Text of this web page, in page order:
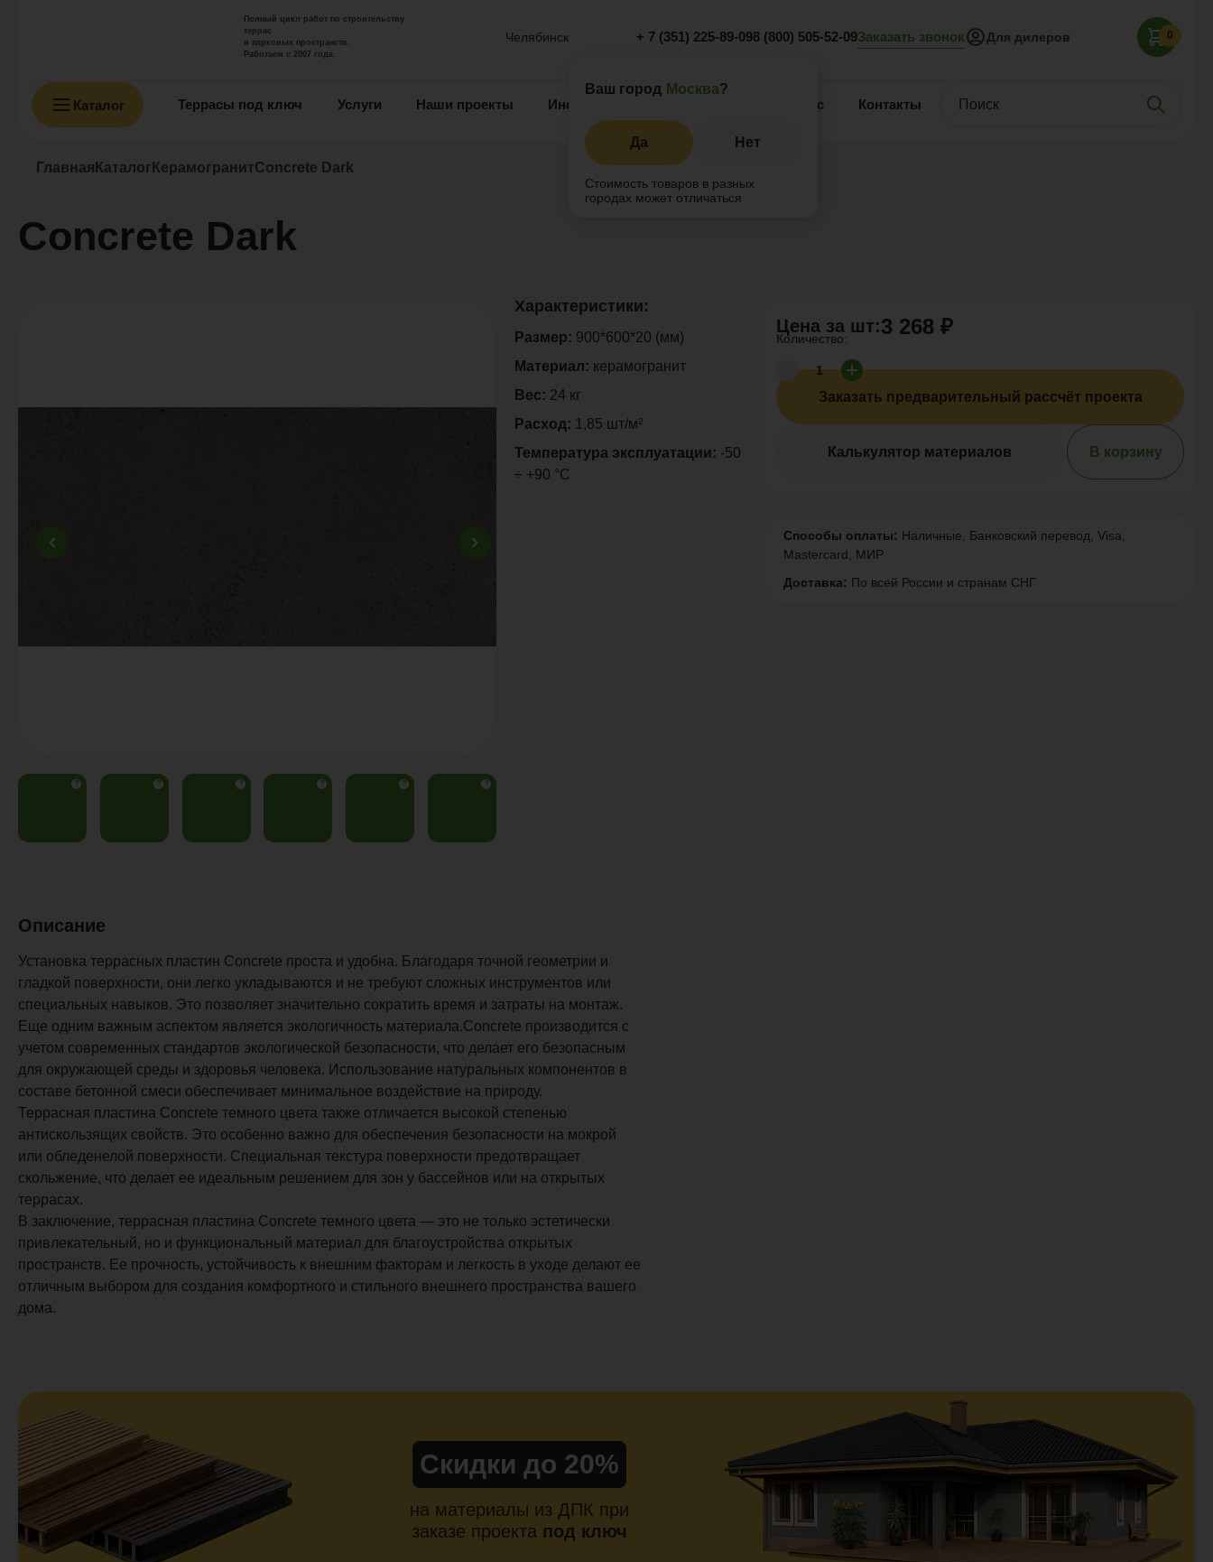
Полный цикл работ по строительству
террас
и парковых пространств.
Работаем с 2007 года.
Челябинск
Ваш город Москва?
Да Нет
Стоимость товаров в разных
городах может отличаться
+ 7 (351) 225-89-098 (800) 505-52-09Заказать звонок Для дилеров 0
Каталог Террасы под ключ Услуги Наши проекты Информация О нас Контакты
Главная Каталог КерамогранитConcrete Dark
Concrete Dark
? ? ? ? ? ?
Цена за шт:3 268 ₽
Количество:
Заказать предварительный рассчёт проекта
Калькулятор материалов В корзину
Способы оплаты: Наличные, Банковский перевод, Visa,
Mastercard, МИР
Доставка: По всей России и странам СНГ
Характеристики:
Размер: 900*600*20 (мм)
Материал: керамогранит
Вес: 24 кг
Расход: 1,85 шт/м²
Температура эксплуатации: -50
÷ +90 °C
Описание
Установка террасных пластин Concrete проста и удобна. Благодаря точной геометрии и
гладкой поверхности, они легко укладываются и не требуют сложных инструментов или
специальных навыков. Это позволяет значительно сократить время и затраты на монтаж.
Еще одним важным аспектом является экологичность материала.Concrete производится с
учетом современных стандартов экологической безопасности, что делает его безопасным
для окружающей среды и здоровья человека. Использование натуральных компонентов в
составе бетонной смеси обеспечивает минимальное воздействие на природу.
Террасная пластина Concrete темного цвета также отличается высокой степенью
антискользящих свойств. Это особенно важно для обеспечения безопасности на мокрой
или обледенелой поверхности. Специальная текстура поверхности предотвращает
скольжение, что делает ее идеальным решением для зон у бассейнов или на открытых
террасах.
В заключение, террасная пластина Concrete темного цвета — это не только эстетически
привлекательный, но и функциональный материал для благоустройства открытых
пространств. Ее прочность, устойчивость к внешним факторам и легкость в уходе делают ее
отличным выбором для создания комфортного и стильного внешнего пространства вашего
дома.
Скидки до 20%
на материалы из ДПК при
заказе проекта под ключ